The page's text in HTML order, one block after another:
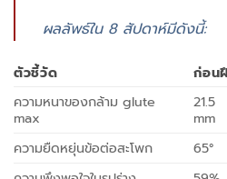
ผลลัพธ์ใน 8 สัปดาห์มีดังนี้:
ตัวชี้วัด ก่อน
ความหนาของกล้าม glute
max
21.5
mm
ความยืดหยุ่นข้อต่อสะโพก
65°